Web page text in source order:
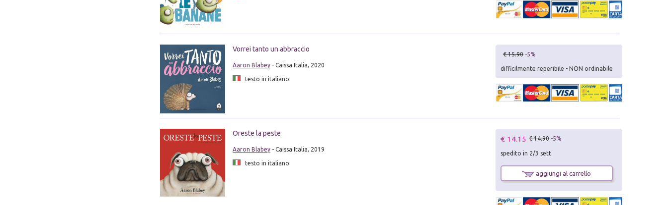
Vorrei tanto un abbraccio
Aaron Blabey- Caissa Italia, 2020
testo in italiano
€ 15.90 -5%
difficilmente reperibile - NON ordinabile
Oreste la peste
Aaron Blabey- Caissa Italia, 2019
testo in italiano
€ 14.15 € 14.90 -5%
spedito in 2/3 sett.
aggiungi al carrello